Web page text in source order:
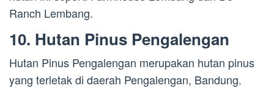
Ranch Lembang.
10. Hutan Pinus Pengalengan
Hutan Pinus Pengalengan merupakan hutan pinus
yang terletak di daerah Pengalengan, Bandung.